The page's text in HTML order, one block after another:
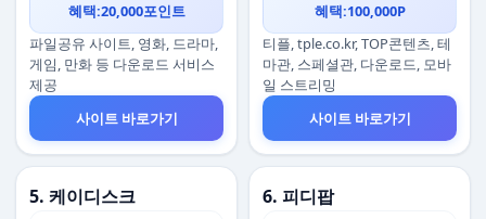
혜택:20,000포인트
파일공유 사이트, 영화, 드라마,
게임, 만화 등 다운로드 서비스
제공
사이트 바로가기
혜택:100,000P
티플, tple.co.kr, TOP콘텐츠, 테
마관, 스페셜관, 다운로드, 모바
일 스트리밍
사이트 바로가기
5. 케이디스크 6. 피디팝